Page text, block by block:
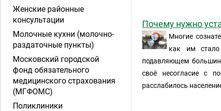
Почему нужно
Многие
как им стало
подавляющем
своё несогласие с
расслабилось
Женские районные
консультации
Молочные кухни (молочно-
раздаточные пункты)
Московский городской
фонд обязательного
медицинского страхования
(МГФОМС)
Поликлиники